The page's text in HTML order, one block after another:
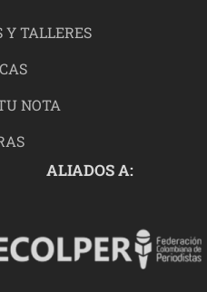
Y TALLERES
NOTA
ALIADOS A: